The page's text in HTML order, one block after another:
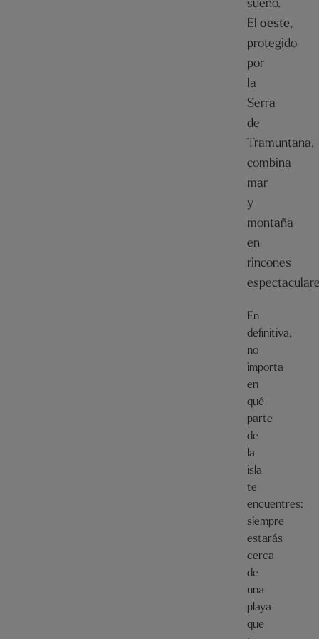
sueño.
El oeste,
protegido
por
la
Serra
de
Tramuntana,
combina
mar
y
montaña
en
rincones
En
definitiva,
no
importa
en
qué
parte
de
la
isla
te
encuentres:
siempre
estarás
cerca
de
una
playa
que